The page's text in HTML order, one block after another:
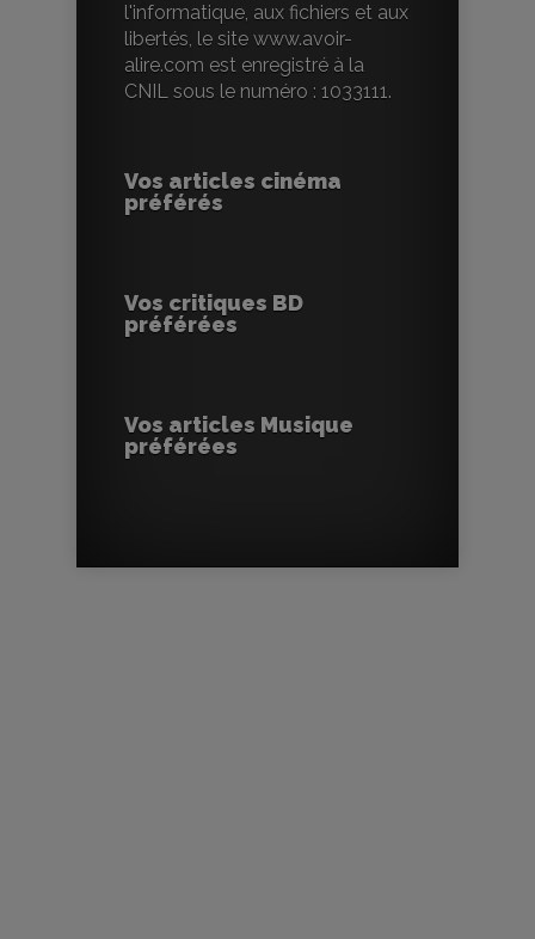
l'informatique, aux fichiers et aux
libertés, le site www.avoir-
alire.com est enregistré à la
CNIL sous le numéro : 1033111.
Vos articles cinéma
préférés
Vos critiques BD
préférées
Vos articles Musique
préférées